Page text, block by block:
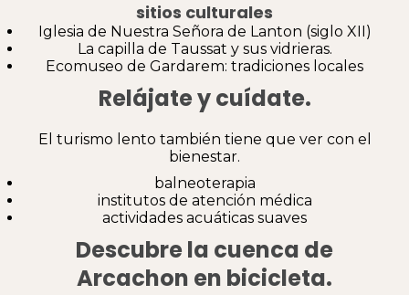
sitios culturales
Iglesia de Nuestra Señora de Lanton (siglo XII)
La capilla de Taussat y sus vidrieras.
Ecomuseo de Gardarem: tradiciones locales
Relájate y cuídate.
El turismo lento también tiene que ver con el
bienestar.
balneoterapia
institutos de atención médica
actividades acuáticas suaves
Descubre la cuenca de
Arcachon en bicicleta.